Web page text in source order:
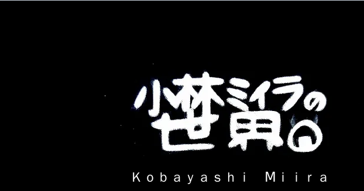
​ Ｋｏｂａｙａｓｈｉ Ⅿｉｉｒａ​